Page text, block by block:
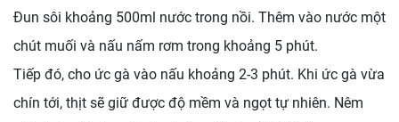
Đun sôi khoảng 500ml nước trong nồi. Thêm vào nước một
chút muối và nấu nấm rơm trong khoảng 5 phút.
Tiếp đó, cho ức gà vào nấu khoảng 2-3 phút. Khi ức gà vừa
chín tới, thịt sẽ giữ được độ mềm và ngọt tự nhiên. Nêm